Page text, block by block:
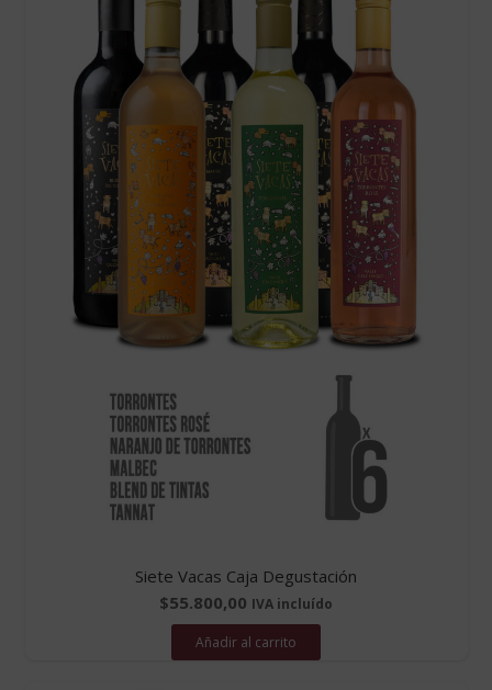
Siete Vacas Caja Degustación
$55.800,00 IVA incluído
Añadir al carrito